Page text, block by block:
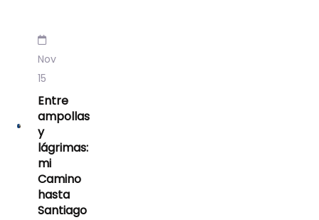
Nov
15
Entre
ampollas
y
lágrimas:
mi
Camino
hasta
Santiago